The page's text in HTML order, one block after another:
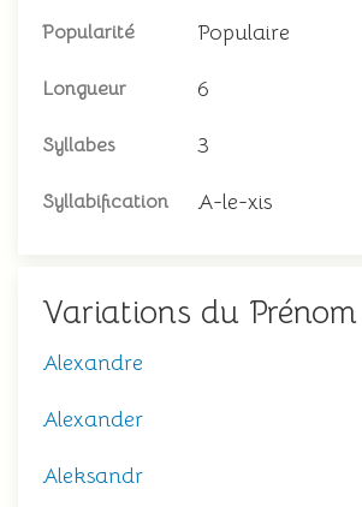
Popularité Populaire
Longueur 6
Syllabes 3
Syllabification A-le-xis
Variations du
Alexandre
Alexander
Aleksandr